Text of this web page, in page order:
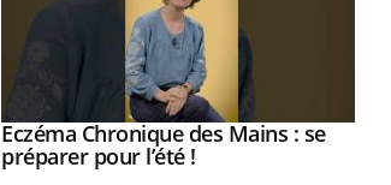
Youtube
Eczéma Chronique des Mains : se
préparer pour l’été !Youtube